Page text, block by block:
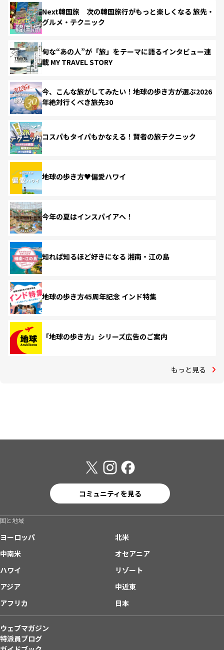
Next韓国旅 次の韓国旅行がもっと楽しくなる 旅先・
グルメ・テクニック
旬な“あの人”が「旅」をテーマに語るインタビュー連
載 MY TRAVEL STORY
今、こんな旅がしてみたい！地球の歩き方が選ぶ2026
年絶対行くべき旅先30
コスパもタイパもかなえる！賢者の旅テクニック
地球の歩き方♥偏愛ハワイ
今年の夏はインスパイアへ！
知れば知るほど好きになる 湘南・江の島
地球の歩き方45周年記念 インド特集
「地球の歩き方」シリーズ広告のご案内
もっと見る
コミュニティを見る
国と地域
ヨーロッパ
北米
中南米
オセアニア
ハワイ
リゾート
アジア
中近東
アフリカ
日本
ウェブマガジン
特派員ブログ